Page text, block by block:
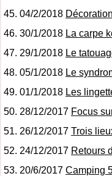
04/2/2018
30/1/2018 La carpe
29/1/2018 Le
05/1/2018 Le
01/1/2018 Les
28/12/2017 Focus
26/12/2017 Trois
24/12/2017 Retours
20/6/2017 Camping